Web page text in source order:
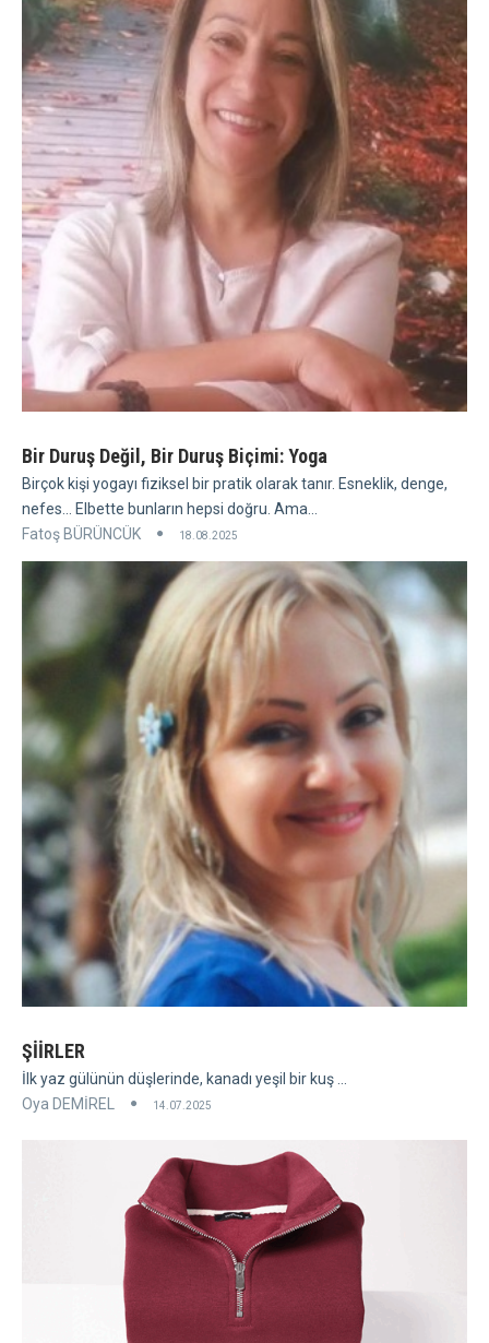
Bir Duruş Değil, Bir Duruş Biçimi: Yoga
Birçok kişi yogayı fiziksel bir pratik olarak tanır. Esneklik, denge,
nefes... Elbette bunların hepsi doğru. Ama...
Fatoş BÜRÜNCÜK
18.08.2025
ŞİİRLER
İlk yaz gülünün düşlerinde, kanadı yeşil bir kuş ...
Oya DEMİREL
14.07.2025